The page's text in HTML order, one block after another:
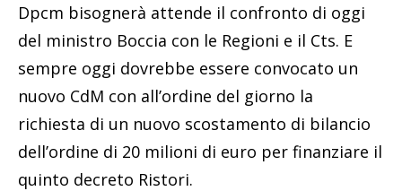
Dpcm bisognerà attende il confronto di oggi
del ministro Boccia con le Regioni e il Cts. E
sempre oggi dovrebbe essere convocato un
nuovo CdM con all’ordine del giorno la
richiesta di un nuovo scostamento di bilancio
dell’ordine di 20 milioni di euro per finanziare il
quinto decreto Ristori.